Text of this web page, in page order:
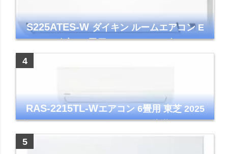
S225ATES-Wダイキン ルームエアコン E
シリーズ 主に6畳用 ホワイト 2025年モデル
RAS-2215TL-Wエアコン 6畳用 東芝 2025
年モデル TLシリーズ ホワイト 壁掛け クーラ